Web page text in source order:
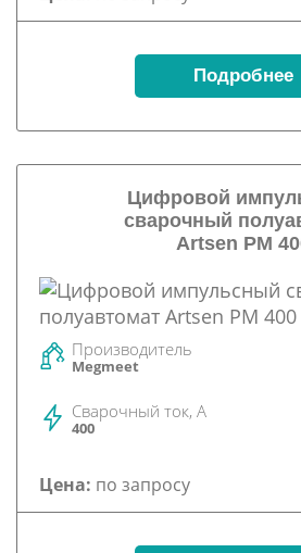
Подробнее
Цифровой
сварочный
Artsen PM
Производитель
Megmeet
Сварочный ток, А
400
Цена: по запросу